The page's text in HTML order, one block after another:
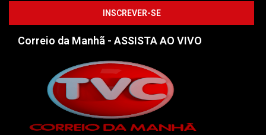
Correio da Manhã - ASSISTA AO VIVO